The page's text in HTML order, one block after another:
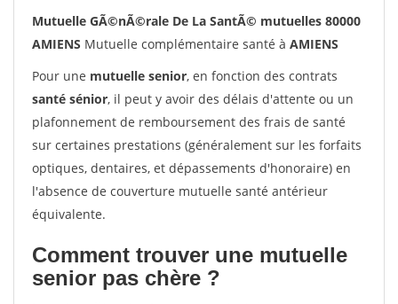
Mutuelle GÃ©nÃ©rale De La SantÃ© mutuelles 80000
AMIENS Mutuelle complémentaire santé à AMIENS
Pour une mutuelle senior, en fonction des contrats
santé sénior, il peut y avoir des délais d'attente ou un
plafonnement de remboursement des frais de santé
sur certaines prestations (généralement sur les forfaits
optiques, dentaires, et dépassements d'honoraire) en
l'absence de couverture mutuelle santé antérieur
équivalente.
Comment trouver une mutuelle
senior pas chère ?